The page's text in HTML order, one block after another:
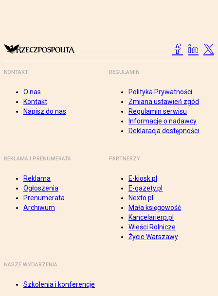
KONTAKT
O nas
Kontakt
Napisz do nas
REGULAMIN
Polityka Prywatności
Zmiana ustawień zgód
Regulamin serwisu
Informacje o nadawcy
Deklaracja dostępności
REKLAMA I PRENUMERATA
Reklama
Ogłoszenia
Prenumerata
Archiwum
PARTNERZY
E-kiosk.pl
E-gazety.pl
Nexto.pl
Mała księgowość
Kancelarierp.pl
Wieści Rolnicze
Życie Warszawy
NASZE WYDARZENIA
Szkolenia i konferencje